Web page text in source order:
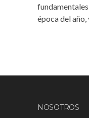
época del año,
NOSOTROS